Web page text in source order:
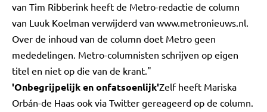
van Tim Ribberink heeft de Metro-redactie de column
van Luuk Koelman verwijderd van www.metronieuws.nl.
Over de inhoud van de column doet Metro geen
mededelingen. Metro-columnisten schrijven op eigen
titel en niet op die van de krant."
'Onbegrijpelijk en onfatsoenlijk'Zelf heeft Mariska
Orbán-de Haas ook via Twitter gereageerd op de column.